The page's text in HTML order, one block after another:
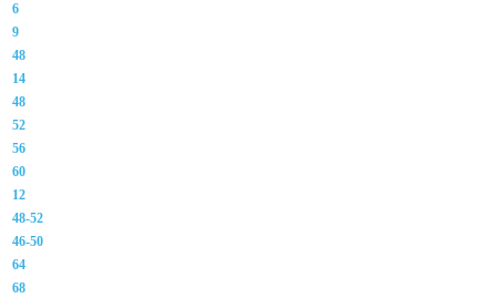
6
9
48
14
48
52
56
60
12
48-52
46-50
64
68